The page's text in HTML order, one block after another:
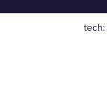
tech: